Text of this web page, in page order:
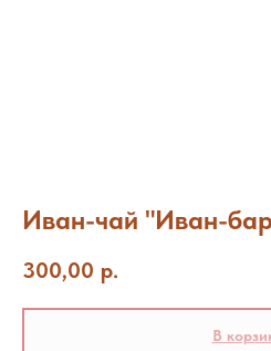
Иван-чай "Иван-
300,00 р.
В